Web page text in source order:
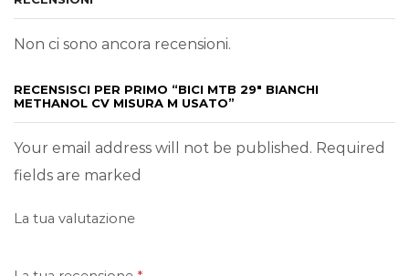
Non ci sono ancora recensioni.
RECENSISCI PER PRIMO “BICI MTB 29″ BIANCHI
METHANOL CV MISURA M USATO”
Your email address will not be published. Required
fields are marked
La tua valutazione